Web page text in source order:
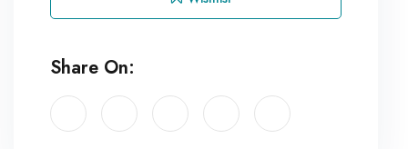
Share On: